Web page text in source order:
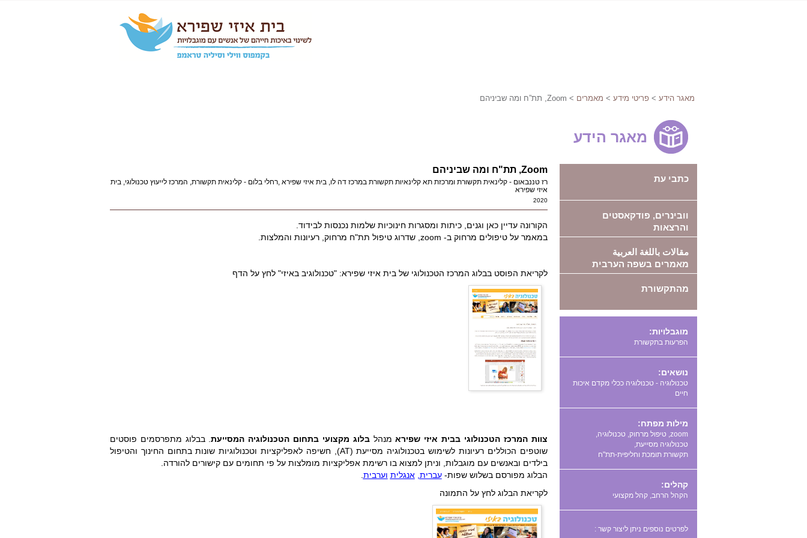
מאגר הידע > פריטי מידע > מאמרים > Zoom, תת”ח ומה שביניהם
מאגר הידע
Zoom, תת"ח ומה שביניהם
רז טננבאום - קלינאית תקשורת ומרכזת תא קלינאיות תקשורת במרכז דה לו, בית איזי שפירא ,רחלי בלום - קלינאית תקשורת, המרכז לייעוץ טכנולוגי, בית
איזי שפירא
2020
הקורונה עדיין כאן וגנים, כיתות ומסגרות חינוכיות שלמות נכנסות לבידוד.
במאמר על טיפולים מרחוק ב- zoom, שדרוג טיפול תת"ח מרחוק, רעיונות והמלצות.
לקריאת הפוסט בבלוג המרכז הטכנולוגי של בית איזי שפירא: "טכנולוגיב באיזי" לחץ על הדף
צוות המרכז הטכנולוגי בבית איזי שפירא מנהל בלוג מקצועי בתחום הטכנולוגיה המסייעת. בבלוג מתפרסמים פוסטים
שוטפים הכוללים רעיונות לשימוש בטכנולוגיה מסייעת (AT), חשיפה לאפליקציות וטכנולוגיות שונות בתחום החינוך והטיפול
בילדים ובאנשים עם מוגבלות, וניתן למצוא בו רשימת אפליקציות מומלצות על פי תחומים עם קישורים להורדה.
הבלוג מפורסם בשלוש שפות-עברית ,אנגלית וערבית
לקריאת הבלוג לחץ על התמונה
כתבי עת
וובינרים, פודקאסטים
והרצאות
مقالات باللغة العربية
מאמרים בשפה הערבית
מהתקשורת
מוגבלויות:
הפרעות בתקשורת
נושאים:
טכנולוגיה - טכנולוגיה ככלי מקדם איכות
חיים
מילות מפתח:
,
,
,
,
קהלים:
הקהל הרחב, קהל מקצועי
לפרטים נוספים ניתן ליצור קשר :